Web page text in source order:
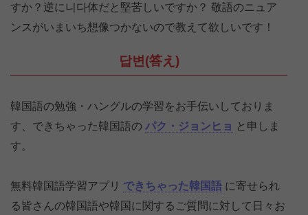
すか？逆に니다体だと堅苦しいですか？ 敬語のニュア
ンスがいまいち想像つかないので教えて欲しいです！
답변(答え)
韓国語の勉強・ハングルの学習をお手伝いしておりま
す、できちゃった韓国語の パク・ジョンヒョ と申しま
す。
無料韓国語学習アプリ できちゃった韓国語 に寄せられ
る皆さんの韓国語や韓国に関するご質問に対して日々お